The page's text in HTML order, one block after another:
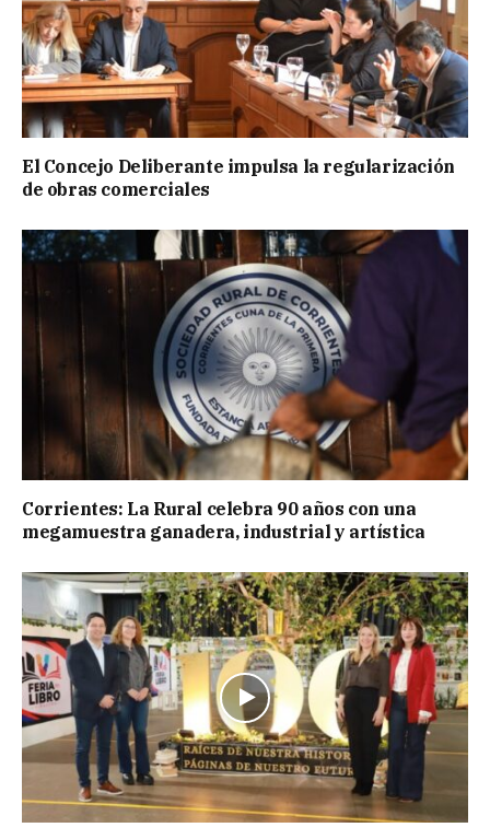
El Concejo Deliberante impulsa la regularización
de obras comerciales
Corrientes: La Rural celebra 90 años con una
megamuestra ganadera, industrial y artística